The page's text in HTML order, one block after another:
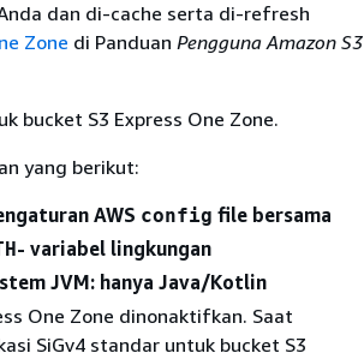
dan di-cache serta di-refresh
Zone di Panduan Pengguna Amazon S3
bucket S3 Express One Zone.
yang berikut:
AWS config file bersama
- variabel lingkungan
JVM: hanya Java/Kotlin
One Zone dinonaktifkan. Saat
SiGv4 standar untuk bucket S3